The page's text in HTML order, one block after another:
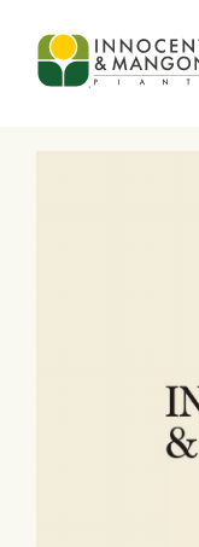
Skip to main content